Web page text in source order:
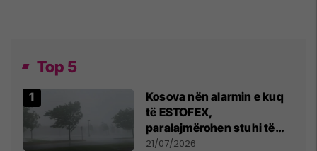
Top 5
Kosova nën alarmin e kuq
të ESTOFEX,
paralajmërohen stuhi të
fuqishme me breshër dhe
21/07/2026